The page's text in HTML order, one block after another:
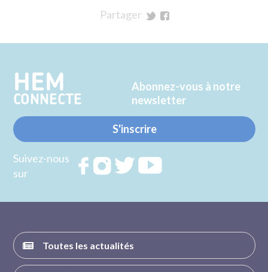
Partager
Twitter
Facebook
HEM
CONNECTE
Abonnez-vous à notre
newsletter
S'inscrire
Suivez-nous
sur
RejoignezRejoignezRejoignez
Toutes les actualités